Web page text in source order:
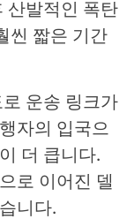
산발적인 폭탄
씬 짧은 기간
운송 링크가
자의 입국으
더 큽니다.
로 이어진 델
니다.